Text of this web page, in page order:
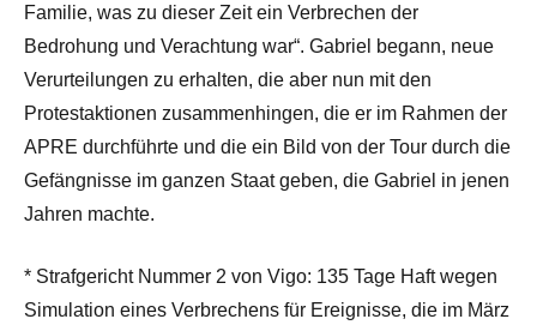
Familie, was zu dieser Zeit ein Verbrechen der
Bedrohung und Verachtung war“. Gabriel begann, neue
Verurteilungen zu erhalten, die aber nun mit den
Protestaktionen zusammenhingen, die er im Rahmen der
APRE durchführte und die ein Bild von der Tour durch die
Gefängnisse im ganzen Staat geben, die Gabriel in jenen
Jahren machte.
* Strafgericht Nummer 2 von Vigo: 135 Tage Haft wegen
Simulation eines Verbrechens für Ereignisse, die im März